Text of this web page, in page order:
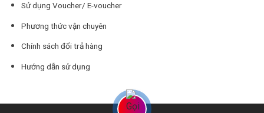
Sử dụng Voucher/ E-voucher
Phương thức vận chuyên
Chính sách đổi trả hàng
Hướng dẫn sử dụng